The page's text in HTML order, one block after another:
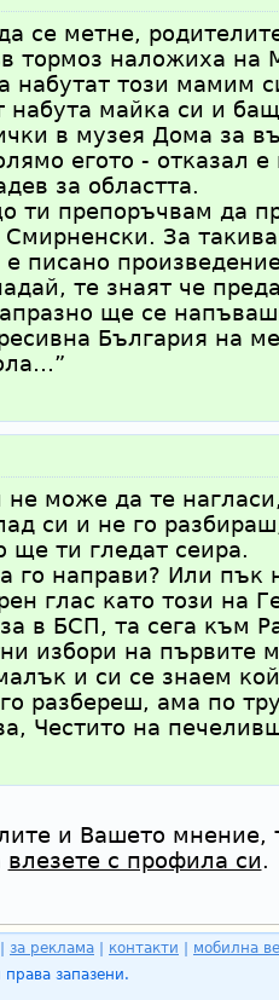
се метне,
тормоз наложиха на
набутат този мамим
набута майка си и
в музея Дома за
егото - отказал
за областта.
ти препоръчвам да
Смирненски. За
писано
те знаят че
ще се
България на
може да те
си и не го
ще ти гледат сеира.
го направи? Или пък
глас като този на
в БСП, та сега към
избори на първите
и си се знаем
разбереш, ама по
Честито на
и Вашето мнение,
влезете с профила си.
за реклама контакти
мобилна
права запазени.